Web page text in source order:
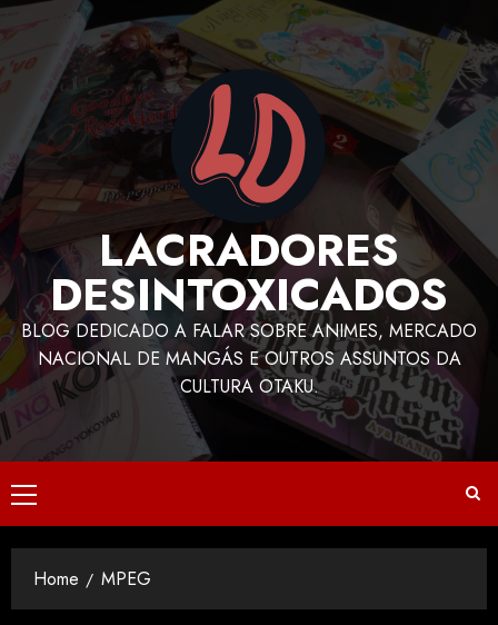
LACRADORES
DESINTOXICADOS
BLOG DEDICADO A FALAR SOBRE ANIMES, MERCADO
NACIONAL DE MANGÁS E OUTROS ASSUNTOS DA
CULTURA OTAKU.
Home MPEG